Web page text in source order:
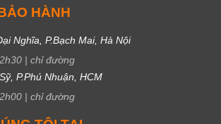
HÀNH
Nghĩa, P.Bạch Mai, Hà Nội
| chỉ đường
P.Phú Nhuận, HCM
| chỉ đường